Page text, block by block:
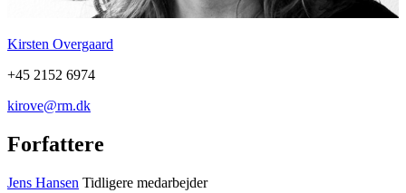
Kirsten Overgaard
+45 2152 6974
kirove@rm.dk
Forfattere
Jens Hansen Tidligere medarbejder